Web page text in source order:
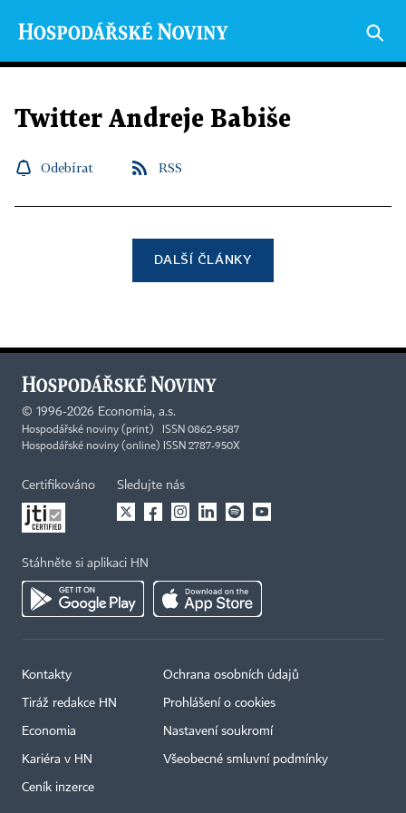
Twitter Andreje Babiše
Odebírat RSS
DALŠÍ ČLÁNKY
© 1996-2026 Economia, a.s.
Hospodářské noviny (print) ISSN 0862-9587
Hospodářské noviny (online) ISSN 2787-950X
Certifikováno Sledujte nás
Stáhněte si aplikaci HN
Kontakty
Tiráž redakce HN
Economia
Kariéra v HN
Ceník inzerce
Ochrana osobních údajů
Prohlášení o cookies
Nastavení soukromí
Všeobecné smluvní podmínky